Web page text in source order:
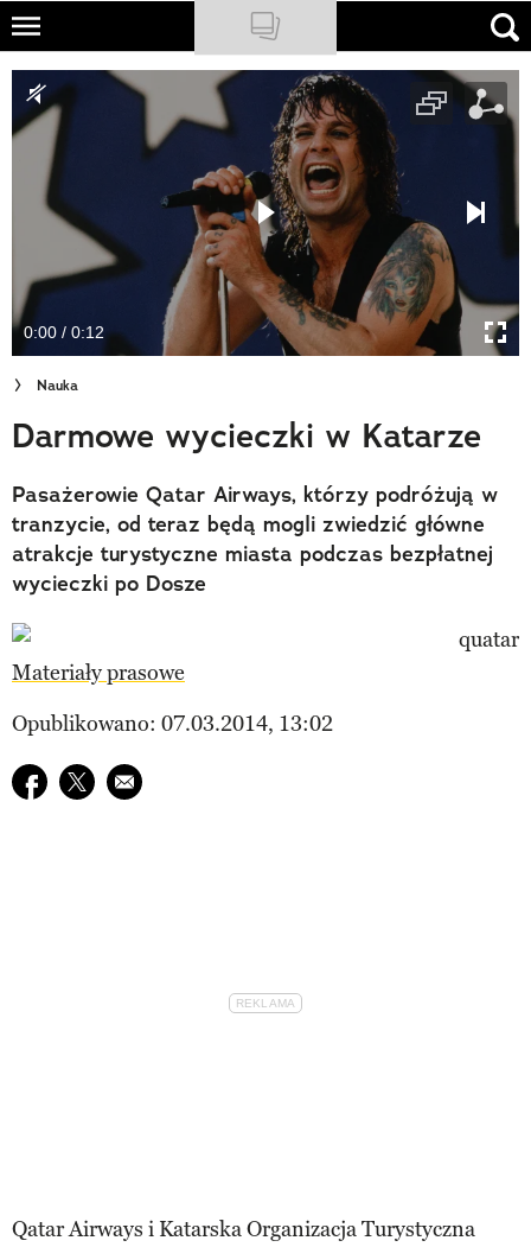
Skip
main
content
NATIONAL GEOGRAPHIC
TRAVELER
PODCASTY
Newsletter
Cuda Polski
Wielki Konkurs Fotograficzny
Trendbook Podróżniczy
Polecane
0:00 / 0:12
Nauka
Darmowe wycieczki w Katarze
Pasażerowie Qatar Airways, którzy podróżują w
tranzycie, od teraz będą mogli zwiedzić główne
atrakcje turystyczne miasta podczas bezpłatnej
wycieczki po Dosze
Materiały prasowe
Opublikowano: 07.03.2014, 13:02
Udostępnij na facebook
Udostępnij na twitter
E-mail do przyjaciela
Qatar Airways i Katarska Organizacja Turystyczna